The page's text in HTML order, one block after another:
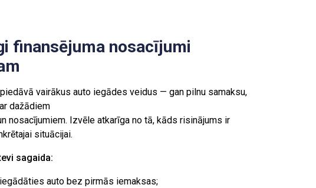
finansējuma nosacījumi
vairākus auto iegādes veidus — gan pilnu samaksu,
dažādiem
nosacījumiem. Izvēle atkarīga no tā, kāds risinājums ir
situācijai.
sagaida:
auto bez pirmās iemaksas;